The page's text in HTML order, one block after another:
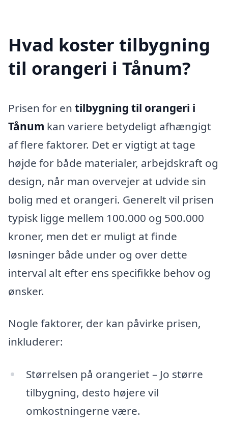
Hvad koster tilbygning
til orangeri i Tånum?
Prisen for en tilbygning til orangeri i
Tånum kan variere betydeligt afhængigt
af flere faktorer. Det er vigtigt at tage
højde for både materialer, arbejdskraft og
design, når man overvejer at udvide sin
bolig med et orangeri. Generelt vil prisen
typisk ligge mellem 100.000 og 500.000
kroner, men det er muligt at finde
løsninger både under og over dette
interval alt efter ens specifikke behov og
ønsker.
Nogle faktorer, der kan påvirke prisen,
inkluderer:
Størrelsen på orangeriet – Jo større
tilbygning, desto højere vil
omkostningerne være.